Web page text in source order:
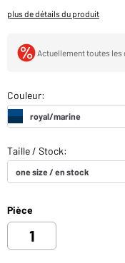
plus de détails du produit
Actuellement toutes
Pièce